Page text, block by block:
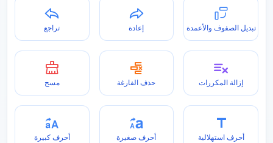
تراجع إعادة تبديل الصفوف والأعمدة
مسح حذف الفارغة إزالة المكررات
أحرف كبيرة أحرف صغيرة أحرف استهلالية